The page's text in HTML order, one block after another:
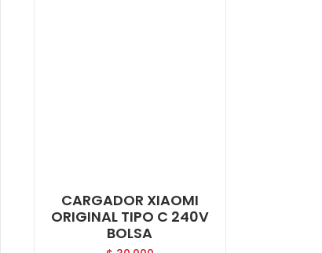
CARGADOR XIAOMI
ORIGINAL TIPO C 240V
BOLSA